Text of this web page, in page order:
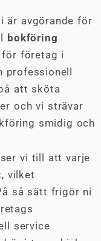
är avgörande för
bokföring
för företag i
att sköta
och vi strävar
smidig och
vi till att varje
vilket
så sätt frigör ni
service